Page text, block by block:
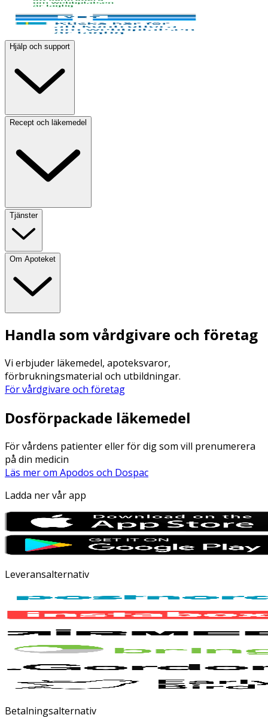
Hjälp och support
Recept och läkemedel
Tjänster
Om Apoteket
Handla som vårdgivare och företag
Vi erbjuder läkemedel, apoteksvaror,
förbrukningsmaterial och utbildningar.
För vårdgivare och företag
Dosförpackade läkemedel
För vårdens patienter eller för dig som vill prenumerera
på din medicin
Läs mer om Apodos och Dospac
Ladda ner vår app
Leveransalternativ
Betalningsalternativ